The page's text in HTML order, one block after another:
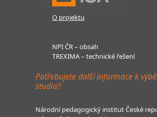
O projektu
NPI ČR – obsah
TREXIMA – technické řešení
Potřebujete další informace k
studia?
Národní pedagogický institut České